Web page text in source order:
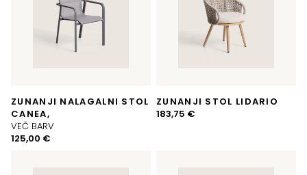
ZUNANJI NALAGALNI STOL
CANEA,
VEČ BARV
125,00 €
ZUNANJI STOL LIDARIO
183,75 €